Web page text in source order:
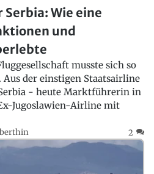
Wie eine
und
musste sich so
der einstigen Staatsairline
- heute Marktführerin in
Jugoslawien-Airline mit
2